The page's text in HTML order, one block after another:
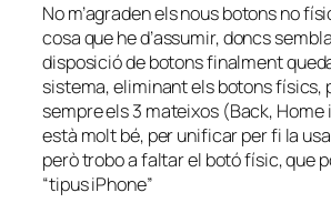
No m’agraden els nous botons no
cosa que he d’assumir, doncs
disposició de botons finalment
sistema, eliminant els botons físics,
sempre els 3 mateixos (Back, Home
està molt bé, per unificar per fi la
però trobo a faltar el botó físic, que
“tipus iPhone”